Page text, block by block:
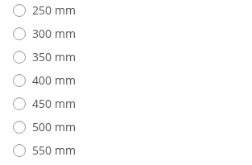
250 mm
300 mm
350 mm
400 mm
450 mm
500 mm
550 mm